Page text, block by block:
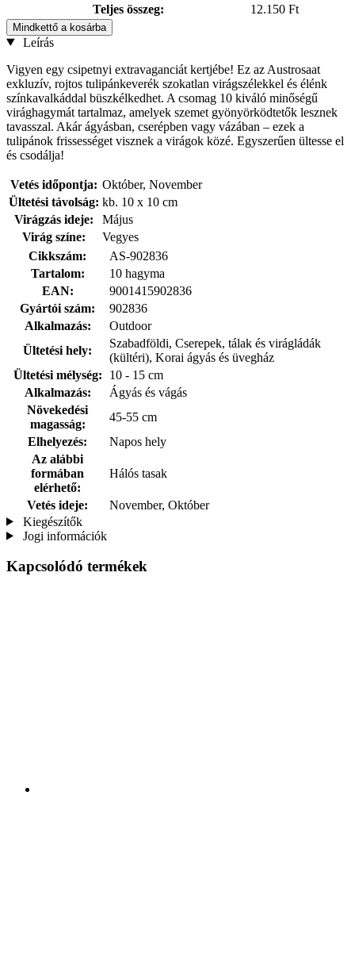
Teljes összeg:
12.150 Ft
Mindkettő a kosárba
Leírás
Vigyen egy csipetnyi extravaganciát kertjébe! Ez az Austrosaat
exkluzív, rojtos tulipánkeverék szokatlan virágszélekkel és élénk
színkavalkáddal büszkélkedhet. A csomag 10 kiváló minőségű
virághagymát tartalmaz, amelyek szemet gyönyörködtetők lesznek
tavasszal. Akár ágyásban, cserépben vagy vázában – ezek a
tulipánok frissességet visznek a virágok közé. Egyszerűen ültesse el
és csodálja!
Vetés időpontja: Október, November
Ültetési távolság: kb. 10 x 10 cm
Virágzás ideje:
Május
Virág színe:
Vegyes
Cikkszám:
AS-902836
Tartalom:
10 hagyma
EAN:
9001415902836
Gyártói szám:
902836
Alkalmazás:
Outdoor
Ültetési hely:
Szabadföldi, Cserepek, tálak és virágládák
(kültéri), Korai ágyás és üvegház
Ültetési mélység:
10 - 15 cm
Alkalmazás:
Ágyás és vágás
Növekedési
magasság:
45-55 cm
Elhelyezés:
Napos hely
Az alábbi
formában
elérhető:
Hálós tasak
Vetés ideje:
November, Október
Kiegészítők
Jogi információk
Kapcsolódó termékek